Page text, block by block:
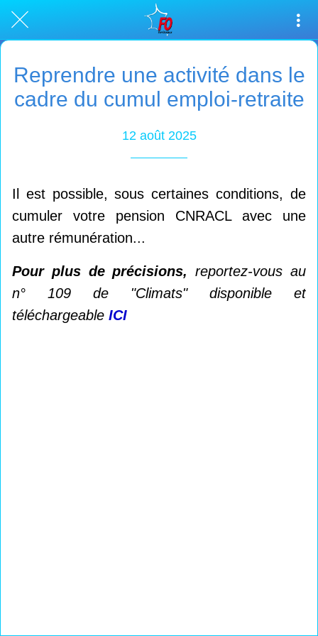
Reprendre une activité dans le
cadre du cumul emploi-retraite
12 août 2025
Il est possible, sous certaines conditions, de
cumuler votre pension CNRACL avec une
autre rémunération...
Pour plus de précisions,reportez-vous au
n° 109 de "Climats" disponible et
téléchargeable ICI